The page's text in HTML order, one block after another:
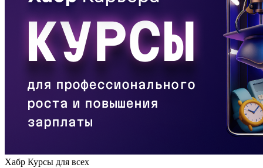
Хабр Курсы для всех